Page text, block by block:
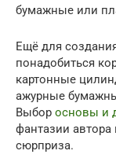
бумажные или
Ещё для
понадобиться
картонные
ажурные
Выбор основы и
фантазии автора
сюрприза.